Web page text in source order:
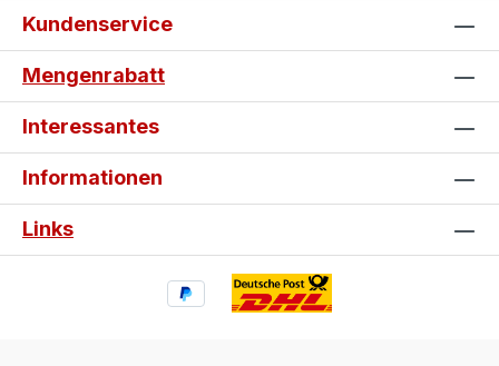
Kundenservice
Mengenrabatt
Interessantes
Informationen
Links